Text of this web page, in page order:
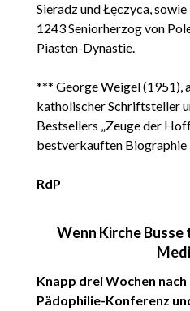
Sieradz und Łęczyca,
1243 Seniorherzog von
Piasten-Dynastie.
*** George Weigel (1951),
katholischer Schriftsteller
Bestsellers „Zeuge der
bestverkauften Biographie
RdP
Wenn Kirche
Knapp drei Wochen
Pädophilie-Konferenz